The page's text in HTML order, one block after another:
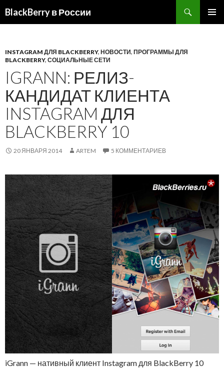
BlackBerry в России
INSTAGRAM ДЛЯ BLACKBERRY, НОВОСТИ, ПРОГРАММЫ ДЛЯ
BLACKBERRY, СОЦИАЛЬНЫЕ СЕТИ
IGRANN: РЕЛИЗ-
КАНДИДАТ КЛИЕНТА
INSTAGRAM ДЛЯ
BLACKBERRY 10
20 ЯНВАРЯ 2014 ARTEM 5 КОММЕНТАРИЕВ
iGrann — нативный клиент Instagram для BlackBerry 10